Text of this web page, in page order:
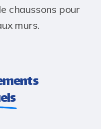
chaussons pour
murs.